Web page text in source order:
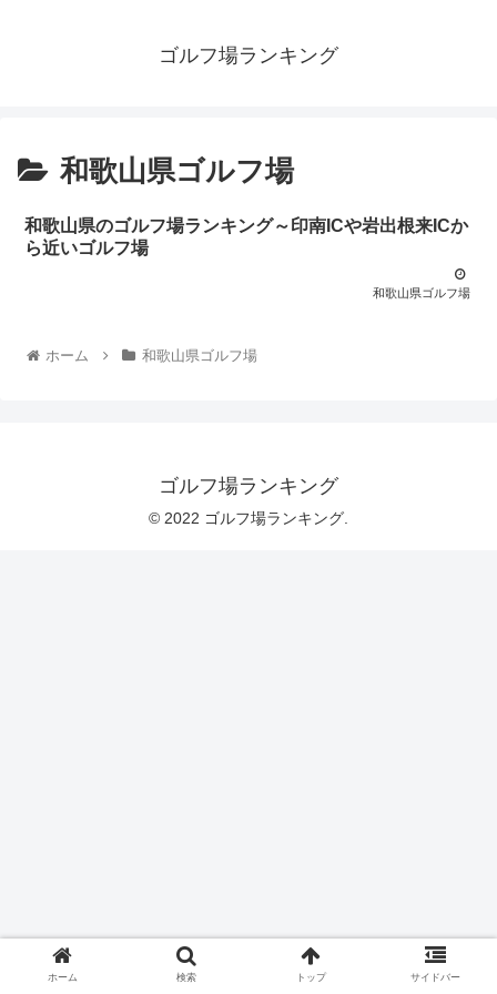
ゴルフ場ランキング
和歌山県ゴルフ場
和歌山県のゴルフ場ランキング～印南ICや岩出根来ICか
ら近いゴルフ場
和歌山県ゴルフ場
ホーム 和歌山県ゴルフ場
ゴルフ場ランキング
© 2022 ゴルフ場ランキング.
ホーム 検索 トップ サイドバー